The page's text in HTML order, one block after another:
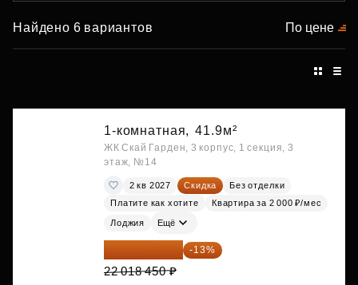
Найдено 6 вариантов По цене
1-комнатная, 41.9м²
ЖК Скай Гарден, 3 корпус, 1 секция, 3
этаж, №14
2 кв 2027 Скидка
Без отделки
Платите как хотите
Квартира за 2 000 ₽/мес
Лоджия Ещё
19 156 052 ₽ -13%
22 018 450 ₽